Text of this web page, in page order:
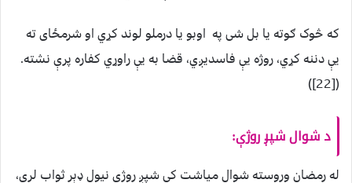
که څوک ګوته يا بل شی په اوبو يا درملو لوند کړي او شرمځای ته
يې دننه كړي، روژه يې فاسديږي، قضا به يې راوړي کفاره پرې نشته.
([22])
د شوال شپږ روژې:
له رمضان وروسته شوال مياشت کې شپږ روژې نيول ډېر ثواب لري،